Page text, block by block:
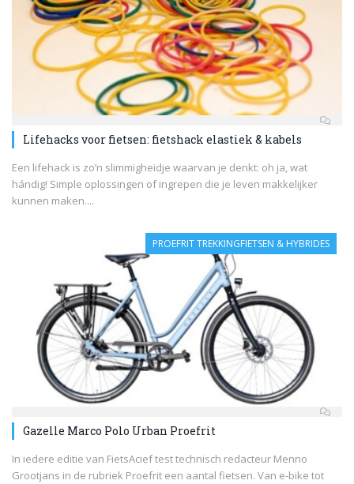
Lifehacks voor fietsen: fietshack elastiek & kabels
Een lifehack is zo’n slimmigheidje waarvan je denkt: oh ja, wat
hándig! Simple oplossingen of ingrepen die je leven makkelijker
kunnen maken....
PROEFRIT TREKKINGFIETSEN & HYBRIDES
Gazelle Marco Polo Urban Proefrit
In iedere editie van FietsAcief test technisch redacteur Menno
Grootjans in de rubriek Proefrit een aantal fietsen. Van e-bike tot